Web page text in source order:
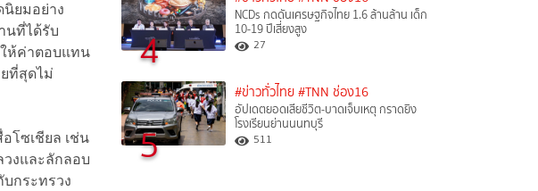
ยมอย่าง
นที่ได้รับ
ห้ค่าตอบแทน
ที่สุดไม่
โซเชียล เช่น
งและลักลอบ
กระทรวง
4
NCDs กดดันเศรษฐกิจไทย 1.6 ล้านล้าน เด็ก
10-19 ปีเสี่ยงสูง
27
5
#ข่าวทั่วไทย #TNN ช่อง16
อัปเดตยอดเสียชีวิต-บาดเจ็บเหตุ กราดยิง
โรงเรียนย่านนนทบุรี
511